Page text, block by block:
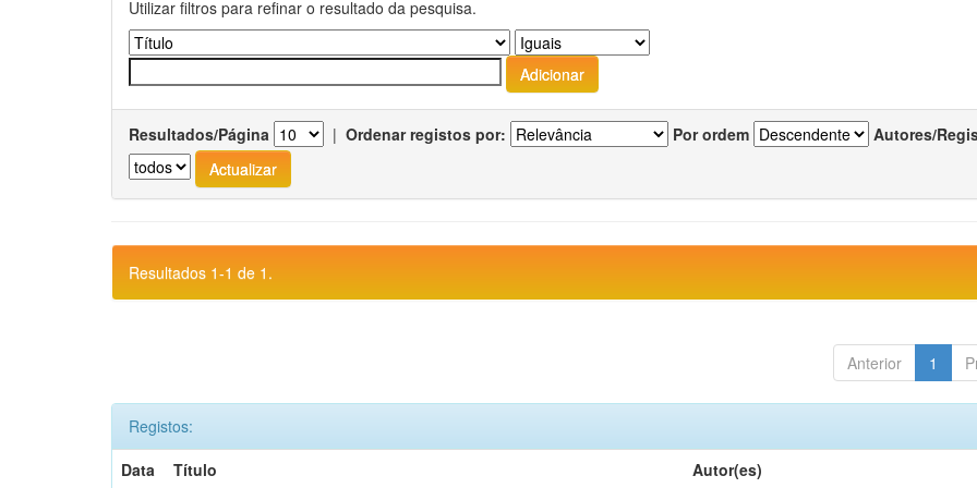
Utilizar filtros para refinar o resultado da pesquisa.
Resultados/Página | Ordenar registos por: Por ordem Autores/
Resultados 1-1 de 1.
Anterior 1
Registos:
Data
Título Autor(es)